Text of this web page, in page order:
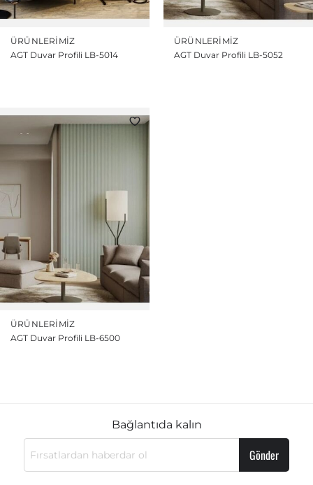
ÜRÜNLERIMIZ
AGT Duvar Profili LB-5014
ÜRÜNLERIMIZ
AGT Duvar Profili LB-5052
ÜRÜNLERIMIZ
AGT Duvar Profili LB-6500
Bağlantıda kalın
Gönder